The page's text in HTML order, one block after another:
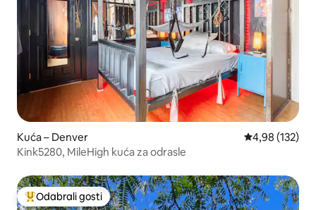
Kuća – Denver Prosječna
4,98 (132)
Kink5280, MileHigh kuća za odrasle
Među najviše rangiranima s oznakom „Odabrali gosti”
Odabrali gosti